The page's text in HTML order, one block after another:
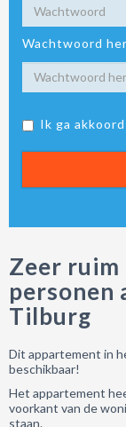
Wachtwoord
Ik ga
Zeer
personen
Tilburg
Dit appartement in
beschikbaar!
Het appartement
voorkant van de
staan.